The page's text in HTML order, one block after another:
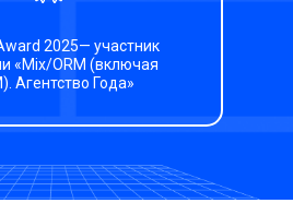
2025— участник
«Mix/ORM (включая
Агентство Года»